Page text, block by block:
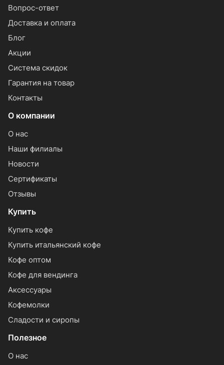
Вопрос-ответ
Доставка и оплата
Блог
Акции
Система скидок
Гарантия на товар
Контакты
О компании
О нас
Наши филиалы
Новости
Сертификаты
Отзывы
Купить
Купить кофе
Купить итальянский кофе
Кофе оптом
Кофе для вендинга
Аксессуары
Кофемолки
Сладости и сиропы
Полезное
О нас